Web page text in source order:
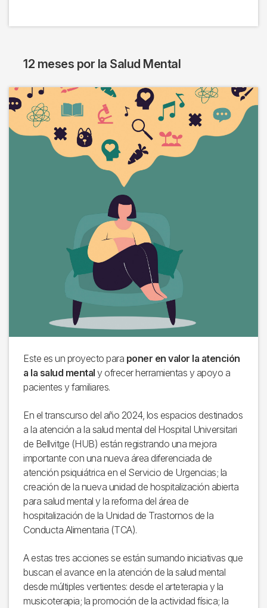
12 meses por la Salud Mental
Imagen
Este es un proyecto para poner en valor la atención
a la salud mental y ofrecer herramientas y apoyo a
pacientes y familiares.
En el transcurso del año 2024, los espacios destinados
a la atención a la salud mental del Hospital Universitari
de Bellvitge (HUB) están registrando una mejora
importante con una nueva área diferenciada de
atención psiquiátrica en el Servicio de Urgencias; la
creación de la nueva unidad de hospitalización abierta
para salud mental y la reforma del área de
hospitalización de la Unidad de Trastornos de la
Conducta Alimentaria (TCA).
A estas tres acciones se están sumando iniciativas que
buscan el avance en la atención de la salud mental
desde múltiples vertientes: desde el arteterapia y la
musicoterapia; la promoción de la actividad física; la